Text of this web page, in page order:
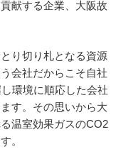
献する企業、大阪故
り切り札となる資源
会社だからこそ自社
環境に順応した会社
す。その思いから大
温室効果ガスのCO2
。